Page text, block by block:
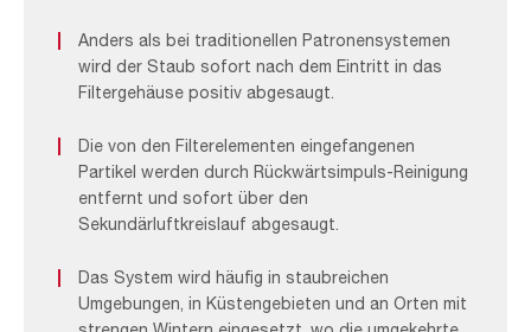
Anders als bei traditionellen Patronensystemen
wird der Staub sofort nach dem Eintritt in das
Filtergehäuse positiv abgesaugt.
Die von den Filterelementen eingefangenen
Partikel werden durch Rückwärtsimpuls-Reinigung
entfernt und sofort über den
Sekundärluftkreislauf abgesaugt.
Das System wird häufig in staubreichen
Umgebungen, in Küstengebieten und an Orten mit